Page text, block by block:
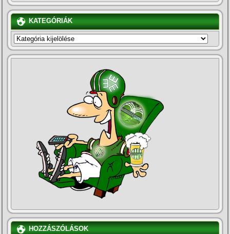
KATEGÓRIÁK
KATEGÓRIÁK
HOZZÁSZÓLÁSOK